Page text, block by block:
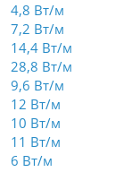
4,8 Вт/м
7,2 Вт/м
14,4 Вт/м
28,8 Вт/м
9,6 Вт/м
12 Вт/м
10 Вт/м
11 Вт/м
6 Вт/м